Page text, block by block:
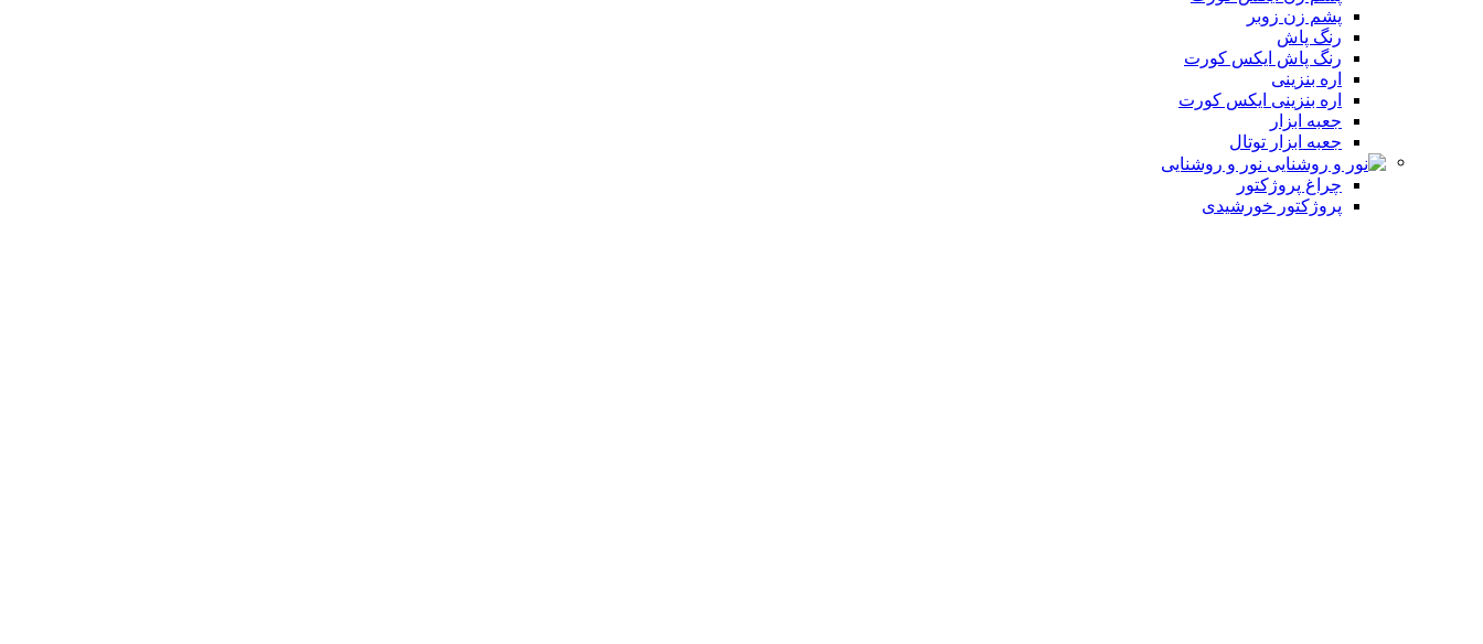
پشم زن زوبر
رنگ پاش
رنگ پاش ایکس کورت
اره بنزینی
اره بنزینی ایکس کورت
جعبه ابزار
جعبه ابزار توتال
نور و روشنایی
چراغ پروژکتور
پروژکتور خورشیدی